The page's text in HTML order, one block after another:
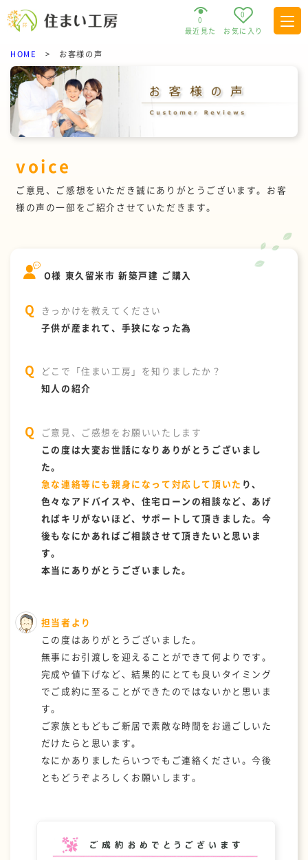
0
最近見た
0
お気に入り
HOME > お客様の声
voice
ご意見、ご感想をいただき誠にありがとうございます。お客
様の声の一部をご紹介させていただきます。
O様 東久留米市 新築戸建 ご購入
きっかけを教えてください
子供が産まれて、手狭になった為
どこで「住まい工房」を知りましたか？
知人の紹介
ご意見、ご感想をお願いいたします
この度は大変お世話になりありがとうございまし
た。
急な連絡等にも親身になって対応して頂いた り、
色々なアドバイスや、住宅ローンの相談など、あげ
ればキリがないほど、サポートして頂きました。今
後もなにかあればご相談させて頂きたいと思いま
す。
本当にありがとうございました。
担当者より
この度はありがとうございました。
無事にお引渡しを迎えることができて何よりです。
完成や値下げなど、結果的にとても良いタイミング
でご成約に至ることができたのではないかと思いま
す。
ご家族ともどもご新居で素敵な時間をお過ごしいた
だけたらと思います。
なにかありましたらいつでもご連絡ください。今後
ともどうぞよろしくお願いします。